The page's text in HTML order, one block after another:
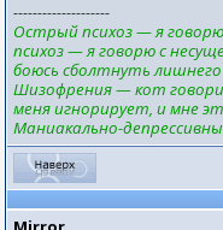
--------------------
Острый психоз — я
психоз — я говорю с
боюсь сболтнуть
Шизофрения — кот
меня игнорирует, и мне
Маниакально-